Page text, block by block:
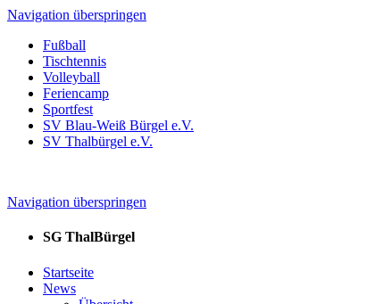
Navigation überspringen
Fußball
Tischtennis
Volleyball
Feriencamp
Sportfest
SV Blau-Weiß Bürgel e.V.
SV Thalbürgel e.V.
Navigation überspringen
SG ThalBürgel
Startseite
News